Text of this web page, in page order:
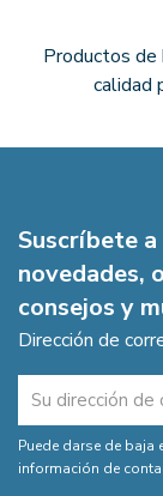
Productos de
calidad
Suscríbete
novedades,
consejos y
Dirección de
Puede darse de
información de